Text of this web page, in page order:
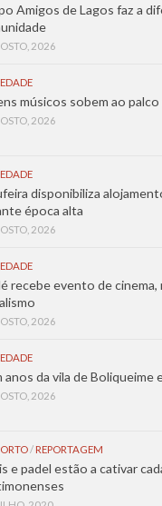
Amigos de Lagos faz a
2026
músicos sobem ao palco
2026
disponibiliza
época alta
2026
recebe evento de cinema,
2026
anos da vila de Boliqueime
2026
/ REPORTAGEM
e padel estão a cativar